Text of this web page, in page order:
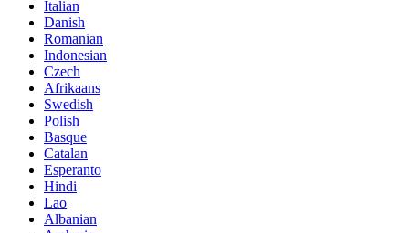
Italian
Danish
Romanian
Indonesian
Czech
Afrikaans
Swedish
Polish
Basque
Catalan
Esperanto
Hindi
Lao
Albanian